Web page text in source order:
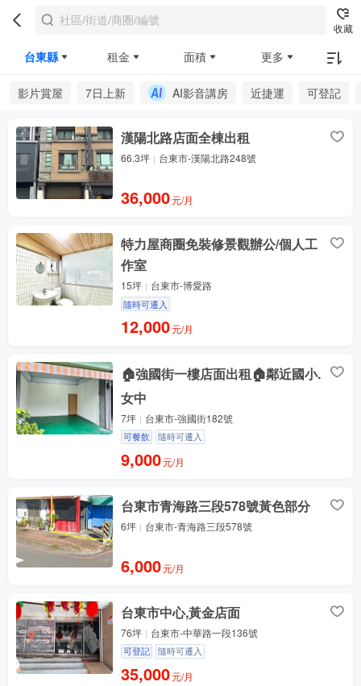
收藏
台東縣 租金 面積 更多
影片賞屋 7日上新 AI影音講房 近捷運 可登記
漢陽北路店面全棟出租
66.3坪 台東市-漢陽北路248號
36,000元/月
特力屋商圈免裝修景觀辦公/個人工
作室
15坪 台東市-博愛路
隨時可遷入
12,000元/月
🏠強國街一樓店面出租🏠鄰近國小.
女中
7坪 台東市-強國街182號
可餐飲 隨時可遷入
9,000元/月
台東市青海路三段578號黃色部分
6坪 台東市-青海路三段578號
6,000元/月
台東市中心,黃金店面
76坪 台東市-中華路一段136號
可登記 隨時可遷入
35,000元/月